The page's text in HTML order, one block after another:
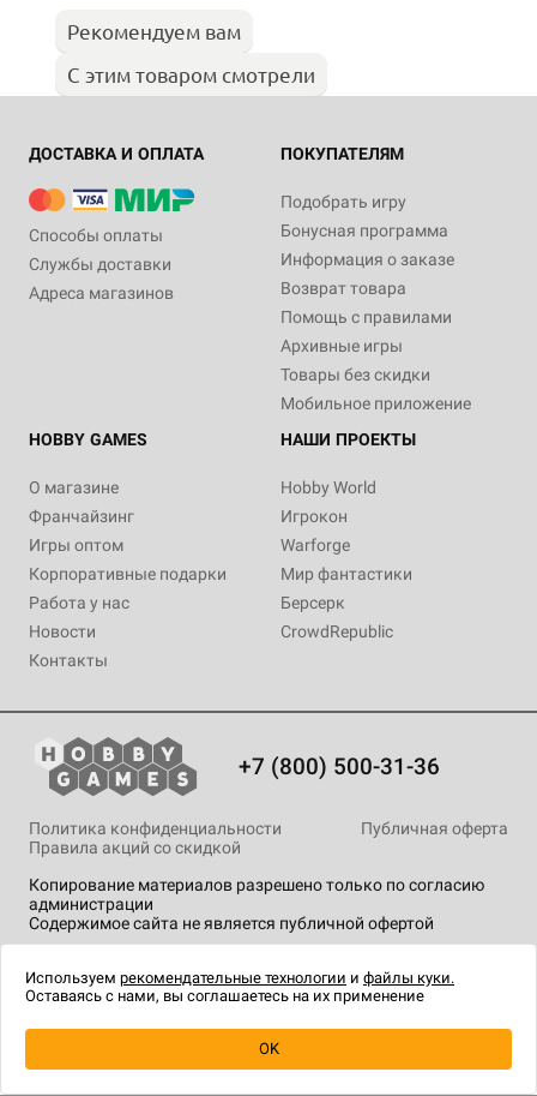
Купить| 6 990 ₽
Рекомендуем вам
С этим товаром смотрели
ДОСТАВКА И ОПЛАТА
Способы оплаты
Службы доставки
Адреса магазинов
ПОКУПАТЕЛЯМ
Подобрать игру
Бонусная программа
Информация о заказе
Возврат товара
Помощь с правилами
Архивные игры
Товары без скидки
Мобильное приложение
HOBBY GAMES
О магазине
Франчайзинг
Игры оптом
Корпоративные подарки
Работа у нас
Новости
Контакты
НАШИ ПРОЕКТЫ
Hobby World
Игрокон
Warforge
Мир фантастики
Берсерк
CrowdRepublic
+7 (800) 500-31-36
Копирование материалов разрешено только по согласию
администрации
Содержимое сайта не является публичной офертой
Политика конфиденциальности
Публичная оферта
Правила акций со скидкой
технологии.
Используем рекомендательные технологии и файлы куки.
Оставаясь с нами, вы соглашаетесь на их применение
OK